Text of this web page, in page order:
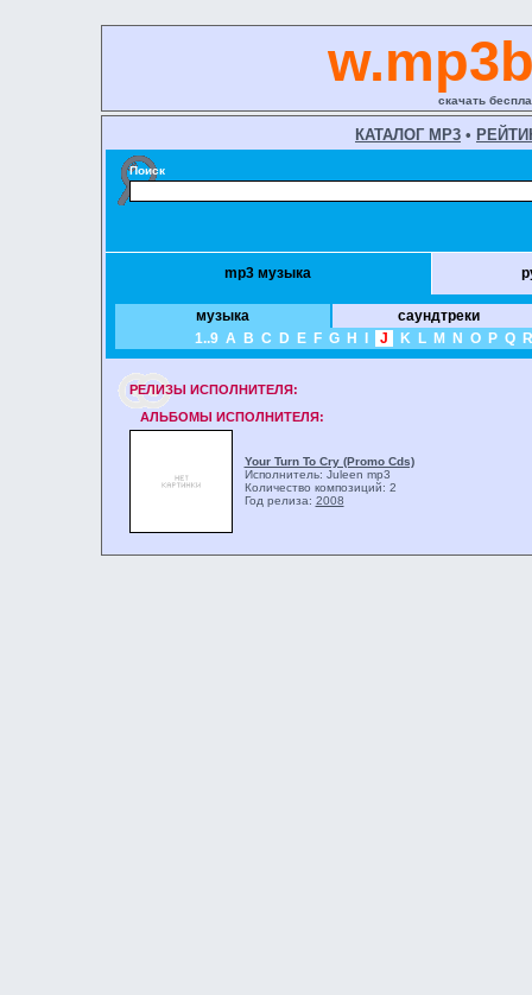
скачать
КАТАЛОГ MP3 •
Поиск
mp3 музыка
музыка
саундтреки
1..9 A B C D E F G H J K L M N O P Q R
РЕЛИЗЫ ИCПОЛНИТЕЛЯ:
АЛЬБОМЫ ИСПОЛНИТЕЛЯ:
Your Turn To Cry (Promo Cds)
Исполнитель: Juleen mp3
Количество композиций: 2
Год релиза: 2008